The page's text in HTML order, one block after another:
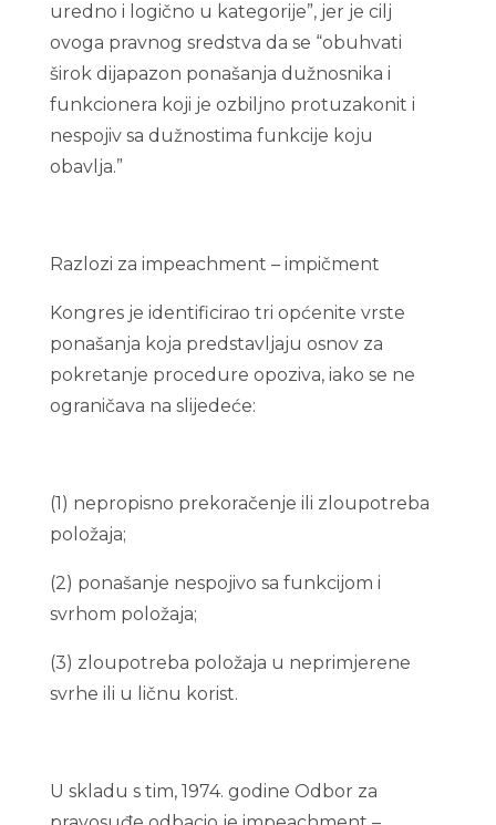
uredno i logično u kategorije”, jer je cilj
ovoga pravnog sredstva da se “obuhvati
širok dijapazon ponašanja dužnosnika i
funkcionera koji je ozbiljno protuzakonit i
nespojiv sa dužnostima funkcije koju
obavlja.”
Razlozi za impeachment – impičment
Kongres je identificirao tri općenite vrste
ponašanja koja predstavljaju osnov za
pokretanje procedure opoziva, iako se ne
ograničava na slijedeće:
(1) nepropisno prekoračenje ili zloupotreba
položaja;
(2) ponašanje nespojivo sa funkcijom i
svrhom položaja;
(3) zloupotreba položaja u neprimjerene
svrhe ili u ličnu korist.
U skladu s tim, 1974. godine Odbor za